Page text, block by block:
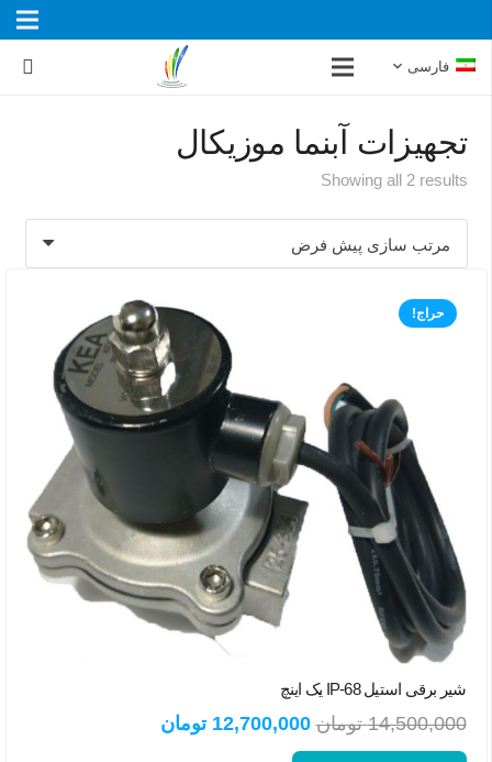
فارسی
تجهیزات آبنما موزیکال
Showing all 2 results
حراج!
شیر برقی استیل IP-68 یک اینچ
14,500,000 تومان قیمت
اصلی:
12,700,000 تومان